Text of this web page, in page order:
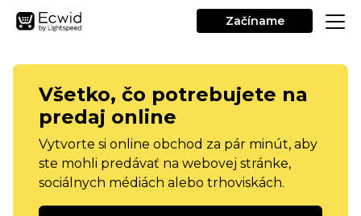
Začíname
Všetko, čo potrebujete na
predaj online
Vytvorte si online obchod za pár minút, aby
ste mohli predávať na webovej stránke,
sociálnych médiách alebo trhoviskách.